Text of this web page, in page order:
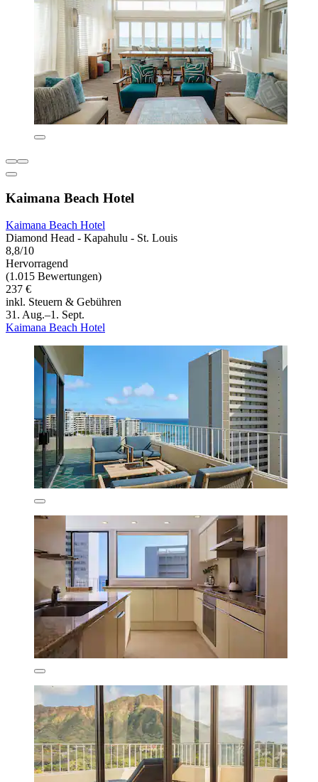
Kaimana Beach Hotel
Kaimana Beach Hotel
Diamond Head - Kapahulu - St. Louis
8,8/10
Hervorragend
(1.015 Bewertungen)
237 €
inkl. Steuern & Gebühren
31. Aug.–1. Sept.
Kaimana Beach Hotel